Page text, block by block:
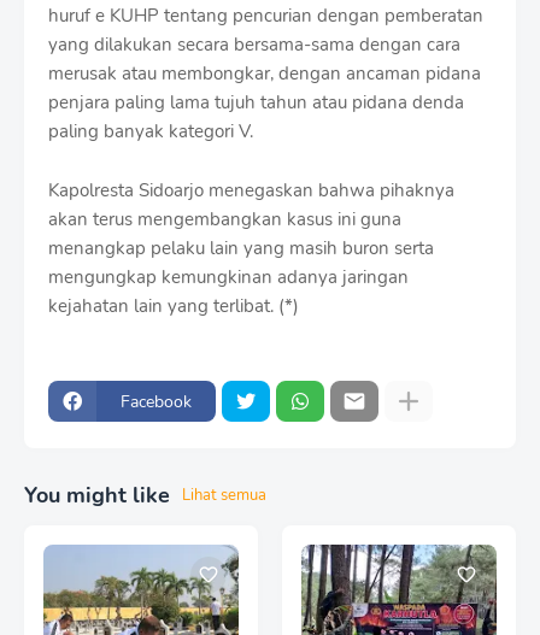
huruf e KUHP tentang pencurian dengan pemberatan
yang dilakukan secara bersama-sama dengan cara
merusak atau membongkar, dengan ancaman pidana
penjara paling lama tujuh tahun atau pidana denda
paling banyak kategori V.
Kapolresta Sidoarjo menegaskan bahwa pihaknya
akan terus mengembangkan kasus ini guna
menangkap pelaku lain yang masih buron serta
mengungkap kemungkinan adanya jaringan
kejahatan lain yang terlibat. (*)
Facebook
You might like Lihat semua